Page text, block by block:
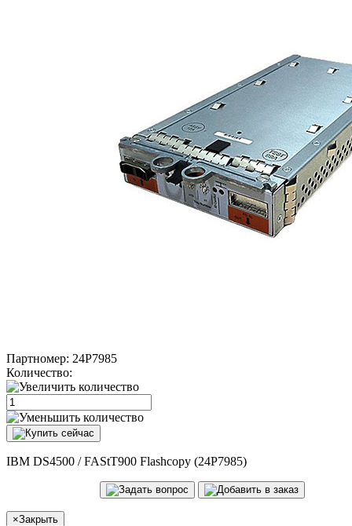
Партномер: 24P7985
Количество:
IBM DS4500 / FAStT900 Flashcopy (24P7985)
×Закрыть